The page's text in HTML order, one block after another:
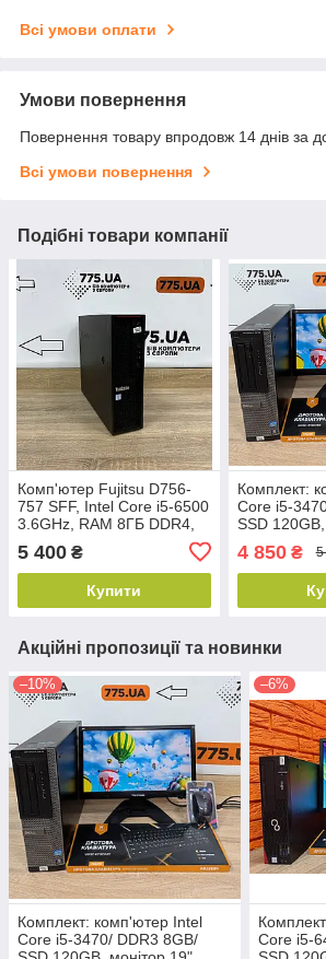
Всі умови оплати
Умови повернення
Повернення товару впродовж 14 днів за
Всі умови повернення
Подібні товари компанії
Комп'ютер Fujitsu D756-
757 SFF, Intel Core i5-6500
3.6GHz, RAM 8ГБ DDR4,
5 400 ₴
Купити
Комплект:
Core i5-
SSD
миша
4 850₴ 5
Акційні пропозиції та новинки
–10%
Комплект: комп'ютер Intel
Core i5-3470/ DDR3 8GB/
–6%
Core i5-